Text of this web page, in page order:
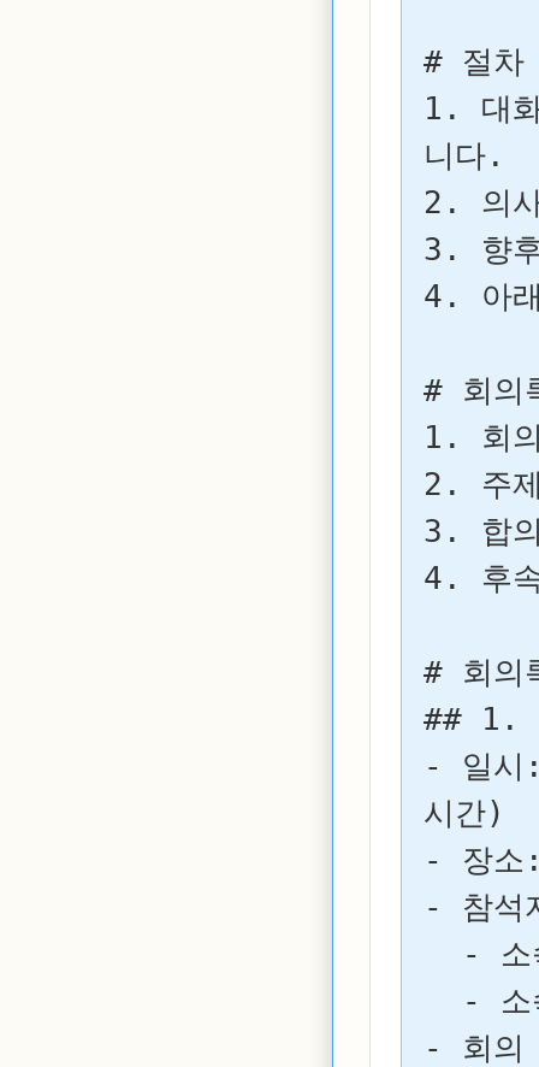
# 절차
1. 대
니다.
2. 의
3. 향
4. 아
# 회의
1. 회
2. 주
3. 합
4. 후
# 회의
## 1.
- 일시:
시간)
- 장소
- 참석
- 회의